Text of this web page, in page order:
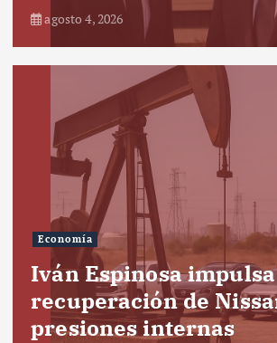
agosto 4, 2026
Economía
Iván Espinosa
recuperación de
presiones internas